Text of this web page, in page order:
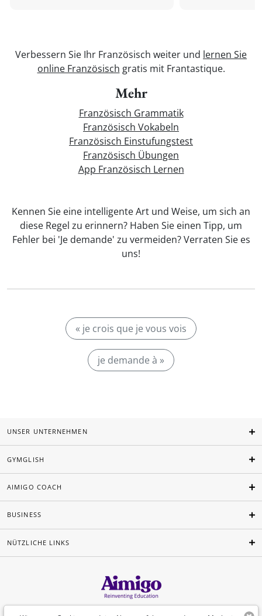
Verbessern Sie Ihr Französisch weiter und lernen Sie
online Französisch gratis mit Frantastique.
Mehr
Französisch Grammatik
Französisch Vokabeln
Französisch Einstufungstest
Französisch Übungen
App Französisch Lernen
Kennen Sie eine intelligente Art und Weise, um sich an
diese Regel zu erinnern? Haben Sie einen Tipp, um
Fehler bei 'Je demande' zu vermeiden? Verraten Sie es
uns!
« je crois que je vous vois
je demande à »
UNSER UNTERNEHMEN
GYMGLISH
AIMIGO COACH
BUSINESS
NÜTZLICHE LINKS